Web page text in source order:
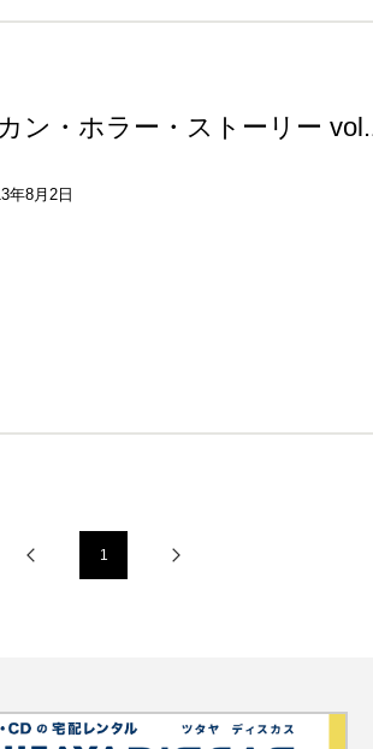
ン・ホラー・ストーリー
年8月2日
1